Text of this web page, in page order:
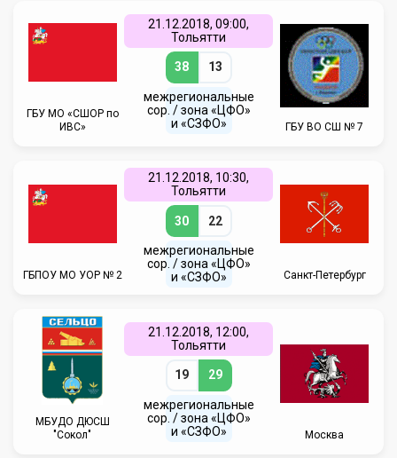
ГБУ МО «СШОР по
ИВС»
21.12.2018, 09:00,
Тольятти
38 13
межрегиональные
сор. / зона «ЦФО»
и «СЗФО»
ГБУ ВО СШ № 7
ГБПОУ МО УОР № 2
21.12.2018, 10:30,
Тольятти
30 22
межрегиональные
сор. / зона «ЦФО»
и «СЗФО»
Санкт-Петербург
МБУДО ДЮСШ
"Сокол"
21.12.2018, 12:00,
Тольятти
19 29
межрегиональные
сор. / зона «ЦФО»
и «СЗФО»
Москва